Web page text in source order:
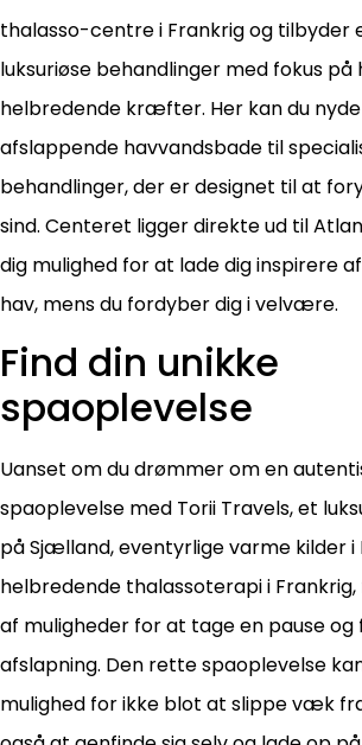
thalasso-centre i Frankrig og tilbyder
luksuriøse behandlinger med fokus på
helbredende kræfter. Her kan du
afslappende havvandsbade til
behandlinger, der er designet til at
sind. Centeret ligger direkte ud til
dig mulighed for at lade dig inspirere
hav, mens du fordyber dig i velvære.
Find din unikke
spaoplevelse
Uanset om du drømmer om en
spaoplevelse med Torii Travels, et
på Sjælland, eventyrlige varme kilder i
helbredende thalassoterapi i
af muligheder for at tage en pause og
afslapning. Den rette spaoplevelse
mulighed for ikke blot at slippe væk